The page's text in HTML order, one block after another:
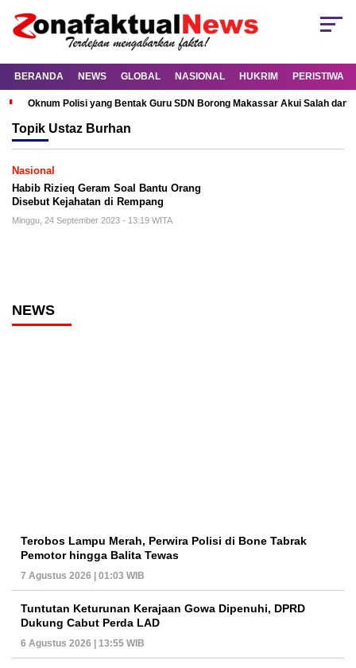
BERANDA NEWS GLOBAL NASIONAL HUKRIM PERISTIWA
Oknum Polisi yang Bentak Guru SDN Borong Makassar Akui Salah dan
Topik Ustaz Burhan
Nasional
Habib Rizieq Geram Soal Bantu Orang
Disebut Kejahatan di Rempang
Minggu, 24 September 2023 - 13:19 WITA
NEWS
Terobos Lampu Merah, Perwira Polisi di Bone Tabrak
Pemotor hingga Balita Tewas
7 Agustus 2026 | 01:03 WIB
Tuntutan Keturunan Kerajaan Gowa Dipenuhi, DPRD
Dukung Cabut Perda LAD
6 Agustus 2026 | 13:55 WIB